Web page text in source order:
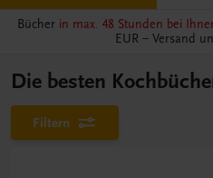
Bücher in max. 48 Stunden bei
EUR – Versand
Die besten
Filtern